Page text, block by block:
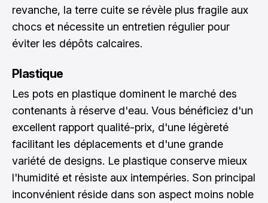
revanche, la terre cuite se révèle plus fragile aux
chocs et nécessite un entretien régulier pour
éviter les dépôts calcaires.
Plastique
Les pots en plastique dominent le marché des
contenants à réserve d'eau. Vous bénéficiez d'un
excellent rapport qualité-prix, d'une légèreté
facilitant les déplacements et d'une grande
variété de designs. Le plastique conserve mieux
l'humidité et résiste aux intempéries. Son principal
inconvénient réside dans son aspect moins noble